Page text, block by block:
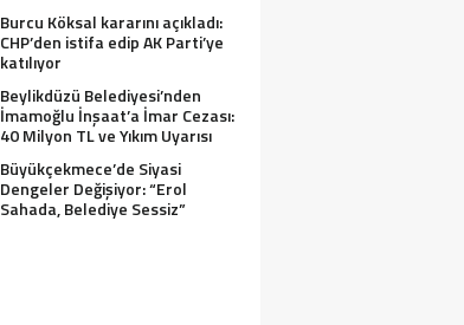
Burcu Köksal kararını açıkladı:
CHP’den istifa edip AK Parti’ye
katılıyor
Beylikdüzü Belediyesi’nden
İmamoğlu İnşaat’a İmar Cezası:
40 Milyon TL ve Yıkım Uyarısı
Büyükçekmece’de Siyasi
Dengeler Değişiyor: “Erol
Sahada, Belediye Sessiz”